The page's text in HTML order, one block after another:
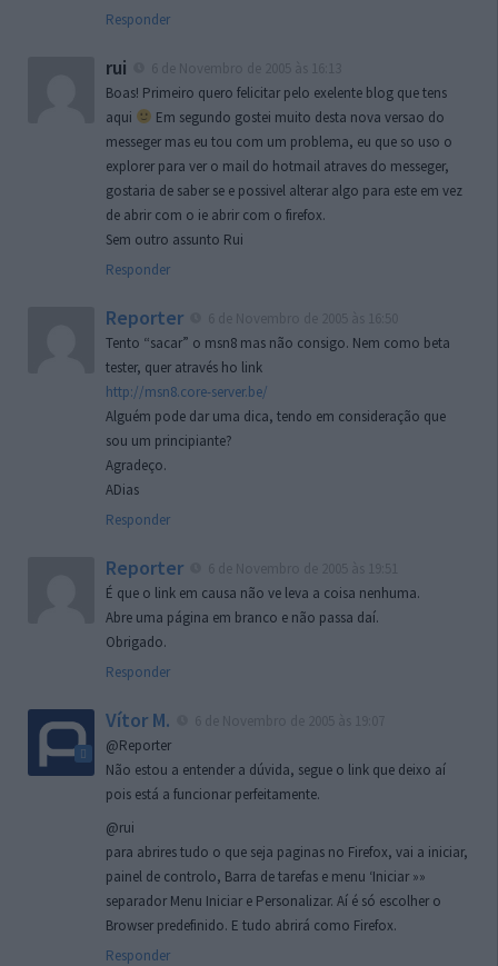
Responder
rui
Boas! Primeiro quero felicitar pelo exelente blog que tens
aqui
Em segundo gostei muito desta nova versao do
messeger mas eu tou com um problema, eu que so uso o
explorer para ver o mail do hotmail atraves do messeger,
gostaria de saber se e possivel alterar algo para este em vez
de abrir com o ie abrir com o firefox.
Sem outro assunto Rui
Responder
Reporter
Tento “sacar” o msn8 mas não consigo. Nem como beta
tester, quer através ho link
http://msn8.core-server.be/
Alguém pode dar uma dica, tendo em consideração que
sou um principiante?
Agradeço.
ADias
Responder
Reporter
É que o link em causa não ve leva a coisa nenhuma.
Abre uma página em branco e não passa daí.
Obrigado.
Responder
Vítor M.
@Reporter
Não estou a entender a dúvida, segue o link que deixo aí
pois está a funcionar perfeitamente.
@rui
para abrires tudo o que seja paginas no Firefox, vai a iniciar,
painel de controlo, Barra de tarefas e menu ‘Iniciar »»
separador Menu Iniciar e Personalizar. Aí é só escolher o
Browser predefinido. E tudo abrirá como Firefox.
Responder